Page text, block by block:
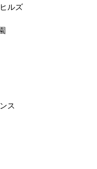
ンヒルズ
園
崎台
ンス